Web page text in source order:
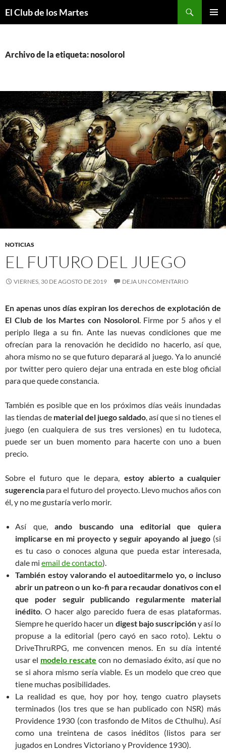
El Club de los Martes
Archivo de la etiqueta: nosolorol
NOTICIAS
EL FUTURO DEL JUEGO
VIERNES, 30 DE AGOSTO DE 2019 DEJA UN COMENTARIO
En apenas unos días expiran los derechos de explotación de
El Club de los Martes con Nosolorol. Firme por 5 años y el
periplo llega a su fin. Ante las nuevas condiciones que me
ofrecían para la renovación he decidido no hacerlo, así que,
ahora mismo no se que futuro deparará al juego. Ya lo anuncié
por twitter pero quiero dejar una entrada en este blog oficial
para que quede constancia.
También es posible que en los próximos días veáis inundadas
las tiendas de material del juego saldado , así que si no tienes el
juego (en cualquiera de sus tres versiones) en tu ludoteca,
puede ser un buen momento para hacerte con uno a buen
precio.
Sobre el futuro que le depara, estoy abierto a cualquier
sugerencia para el futuro del proyecto. Llevo muchos años con
él, y no me gustaría verlo morir.
Así que,ando buscando una editorial que quiera
implicarse en mi proyecto y seguir apoyando al juego (si
es tu caso o conoces alguna que pueda estar interesada,
dale mi email de contacto).
También estoy valorando el autoeditarmelo yo, o incluso
abrir un patreon o un ko-fi para recaudar donativos con el
que poder seguir publicando regularmente material
inédito . O hacer algo parecido fuera de esas plataformas.
Siempre he querido hacer un digest bajo suscripcióny así lo
propuse a la editorial (pero cayó en saco roto). Lektu o
DriveThruRPG, me convencen menos. En su día intenté
usar el modelo rescate con no demasiado éxito, así que no
se si ahora mismo sería viable. Es un modelo que creo que
tiene muchas posibilidades.
La realidad es que, hoy por hoy, tengo cuatro playsets
terminados (los tres que se han publicado con NSR) más
Providence 1930 (con trasfondo de Mitos de Cthulhu). Así
como una treintena de casos inéditos (listos para ser
jugados en Londres Victoriano y Providence 1930).